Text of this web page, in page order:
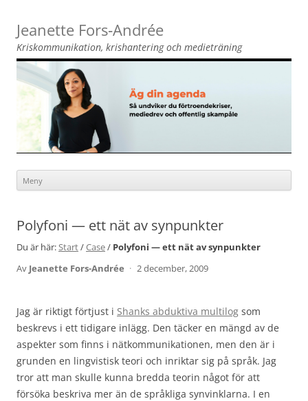
Jeanette Fors‑Andrée
Kriskommunikation, krishantering och medieträning
Meny
Polyfoni — ett nät av synpunkter
Du är här:Start/Case/ Polyfoni — ett nät av synpunkter
Av Jeanette Fors-Andrée · 2 december, 2009
Jag är riktigt förtjust i Shanks abduktiva multilog som
beskrevs i ett tidigare inlägg. Den täcker en mängd av de
aspekter som finns i nätkommunikationen, men den är i
grunden en lingvistisk teori och inriktar sig på språk. Jag
tror att man skulle kunna bredda teorin något för att
försöka beskriva mer än de språkliga synvinklarna. I en